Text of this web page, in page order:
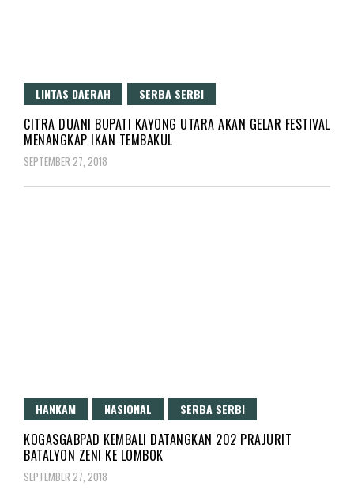
LINTAS DAERAH SERBA SERBI
CITRA DUANI BUPATI KAYONG UTARA AKAN GELAR FESTIVAL
MENANGKAP IKAN TEMBAKUL
SEPTEMBER 27, 2018
HANKAM NASIONAL SERBA SERBI
KOGASGABPAD KEMBALI DATANGKAN 202 PRAJURIT
BATALYON ZENI KE LOMBOK
SEPTEMBER 27, 2018